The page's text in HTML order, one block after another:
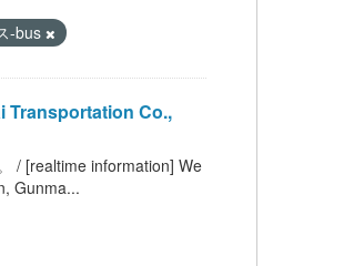
-bus
Transportation Co.,
/ [realtime information] We
Gunma...